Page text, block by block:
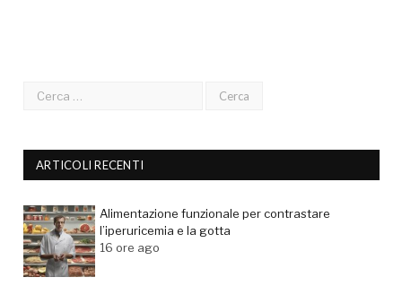
ARTICOLI RECENTI
Alimentazione funzionale per contrastare
l’iperuricemia e la gotta
16 ore ago